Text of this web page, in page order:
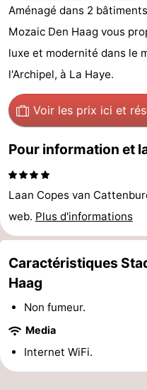
-
Duinrell
-
Kijkduin
Hôtels
Last
minutes
Plages
Voir
faire
Lieux
d'intérêt
-
Musées
-
Monuments
-
Points
de
Attractions
-
Aménagé dans 2
Mozaic Den Haag vous
luxe et modernité dans le
l'Archipel, à La Haye.
Voir les prix ici et
Pour information et
Laan Copes van
web. Plus d'informations
Caractéristiques
Haag
Non fumeur.
Media
Internet WiFi.